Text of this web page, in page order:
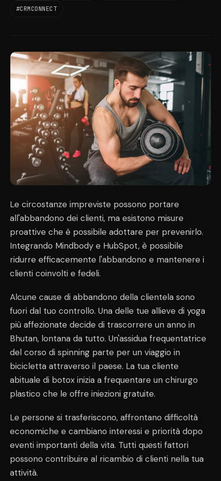
#CRMCONNECT
Le circostanze impreviste possono portare
all'abbandono dei clienti, ma esistono misure
proattive che è possibile adottare per prevenirlo.
Integrando Mindbody e HubSpot, è possibile
ridurre efficacemente l'abbandono e mantenere i
clienti coinvolti e fedeli.
Alcune cause di abbandono della clientela sono
fuori dal tuo controllo. Una delle tue allieve di yoga
più affezionate decide di trascorrere un anno in
Bhutan, lontana da tutto. Un'assidua frequentatrice
del corso di spinning parte per un viaggio in
bicicletta attraverso il paese. La tua cliente
abituale di botox inizia a frequentare un chirurgo
plastico che le offre iniezioni gratuite.
Le persone si trasferiscono, affrontano difficoltà
economiche e cambiano interessi e priorità dopo
eventi importanti della vita. Tutti questi fattori
possono contribuire al ricambio di clienti nella tua
attività.